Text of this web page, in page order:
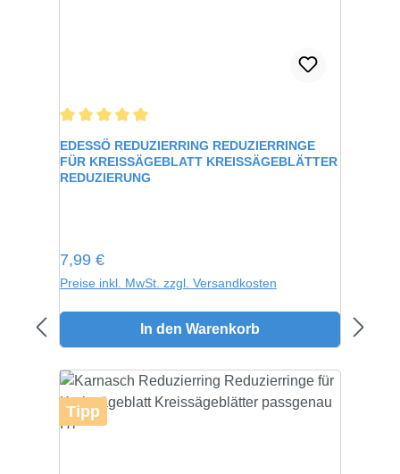
Durchschnittliche Bewertung von 5 von 5 Sternen
EDESSÖ REDUZIERRING REDUZIERRINGE
FÜR KREISSÄGEBLATT KREISSÄGEBLÄTTER
REDUZIERUNG
Regulärer Preis:
7,99 €
Preise inkl. MwSt. zzgl. Versandkosten
In den Warenkorb
Tipp